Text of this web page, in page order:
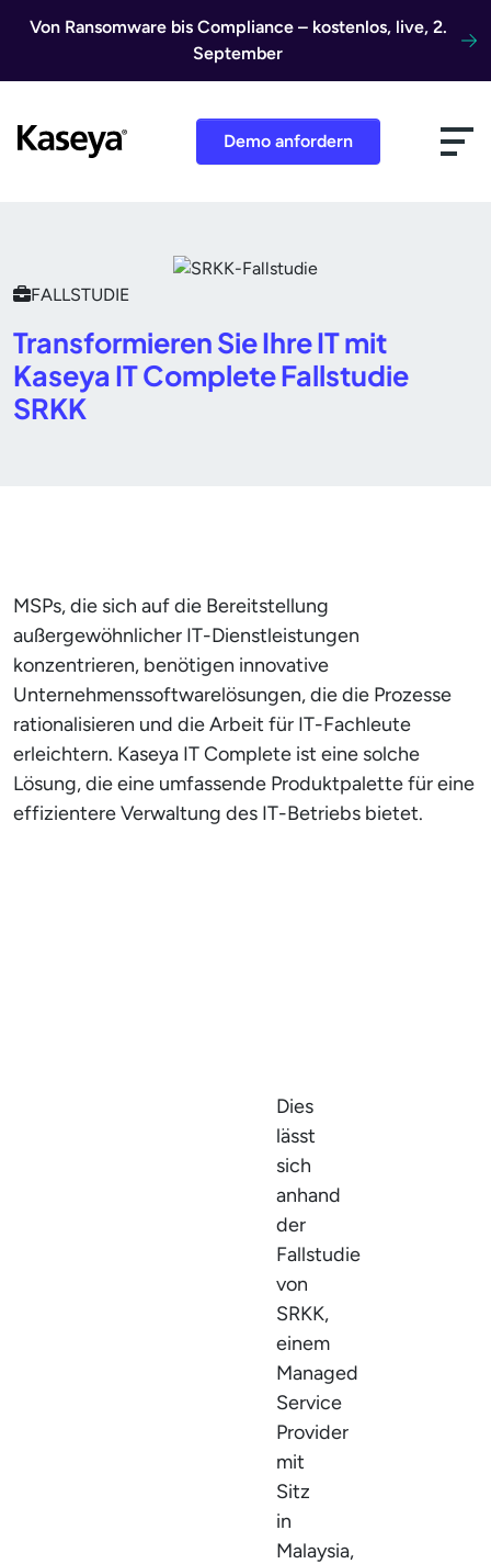
Von Ransomware bis Compliance – kostenlos, live, 2.
September
Demo anfordern
FALLSTUDIE
Transformieren Sie Ihre IT mit
Kaseya IT Complete Fallstudie
SRKK
MSPs, die sich auf die Bereitstellung
außergewöhnlicher IT-Dienstleistungen
konzentrieren, benötigen innovative
Unternehmenssoftwarelösungen, die die Prozesse
rationalisieren und die Arbeit für IT-Fachleute
erleichtern. Kaseya IT Complete ist eine solche
Lösung, die eine umfassende Produktpalette für eine
effizientere Verwaltung des IT-Betriebs bietet.
Dies
lässt
sich
anhand
der
Fallstudie
von
SRKK,
einem
Managed
Service
Provider
mit
Sitz
in
Malaysia,